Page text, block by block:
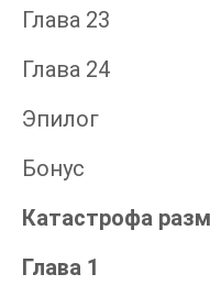
Глава 23
Глава 24
Эпилог
Бонус
Катастрофа
Глава 1